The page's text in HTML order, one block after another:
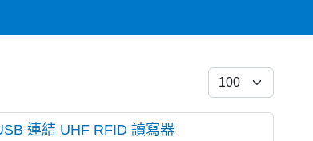
每頁顯示條數
連結 UHF RFID 讀寫器